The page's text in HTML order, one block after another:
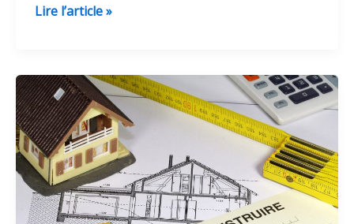
Démarches
relevé
de
propriété
Lire l’article »